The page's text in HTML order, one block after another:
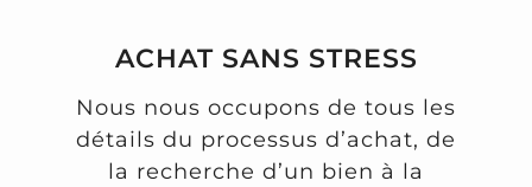
ACHAT SANS STRESS
Nous nous occupons de tous les
détails du processus d’achat, de
la recherche d’un bien à la